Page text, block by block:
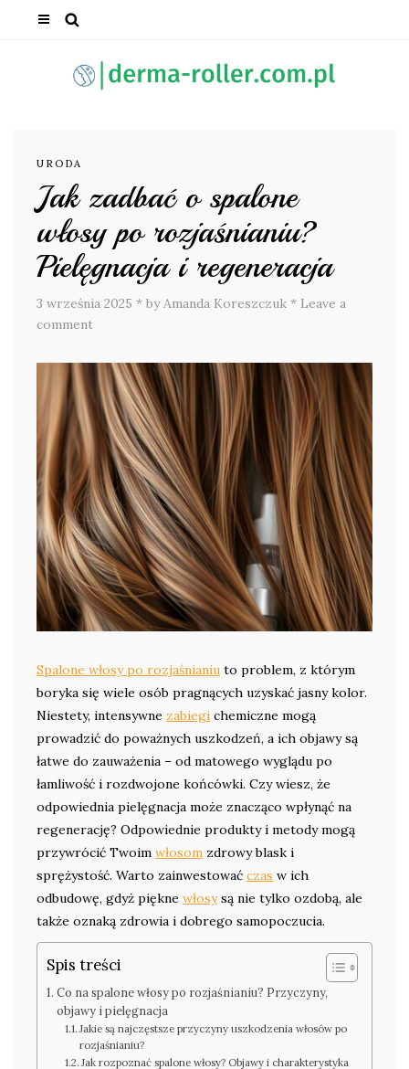
URODA
Jak zadbać o spalone
włosy po rozjaśnianiu?
Pielęgnacja i regeneracja
3 września 2025 * by Amanda Koreszczuk * Leave a
comment
Spalone włosy po rozjaśnianiu to problem, z którym
boryka się wiele osób pragnących uzyskać jasny kolor.
Niestety, intensywne zabiegi chemiczne mogą
prowadzić do poważnych uszkodzeń, a ich objawy są
łatwe do zauważenia – od matowego wyglądu po
łamliwość i rozdwojone końcówki. Czy wiesz, że
odpowiednia pielęgnacja może znacząco wpłynąć na
regenerację? Odpowiednie produkty i metody mogą
przywrócić Twoim włosom zdrowy blask i
sprężystość. Warto zainwestować czas w ich
odbudowę, gdyż piękne włosysą nie tylko ozdobą, ale
także oznaką zdrowia i dobrego samopoczucia.
Spis treści
Co na spalone włosy po rozjaśnianiu? Przyczyny,
objawy i pielęgnacja
Jakie są najczęstsze przyczyny uszkodzenia włosów po
rozjaśnianiu?
Jak rozpoznać spalone włosy? Objawy i charakterystyka